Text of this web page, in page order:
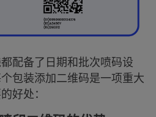
配备了日期和批次喷码设
包装添加二维码是一项重大
好处：